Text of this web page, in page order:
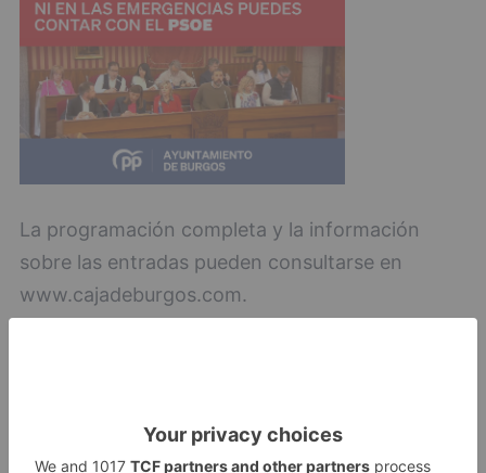
La programación completa y la información
sobre las entradas pueden consultarse en
www.cajadeburgos.com.